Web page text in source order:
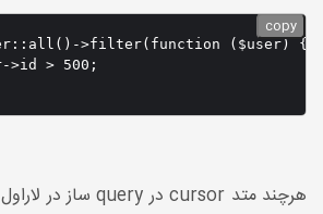
>filter(function ($user) {
>id > 500;
copy